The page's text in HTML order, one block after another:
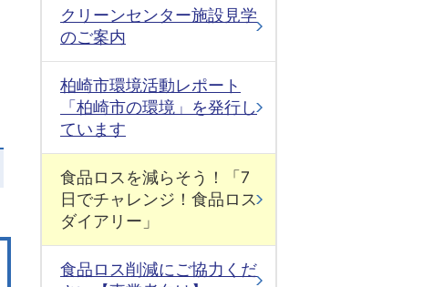
クリーンセンター施設見学
のご案内
柏崎市環境活動レポート
「柏崎市の環境」を発行し
ています
食品ロスを減らそう！「7
日でチャレンジ！食品ロス
ダイアリー」
食品ロス削減にご協力くだ